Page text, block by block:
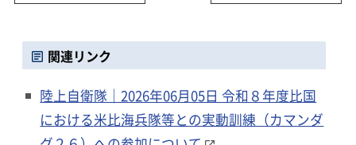
関連リンク
陸上自衛隊｜2026年06月05日 令和８年度比国
における米比海兵隊等との実動訓練（カマンダ